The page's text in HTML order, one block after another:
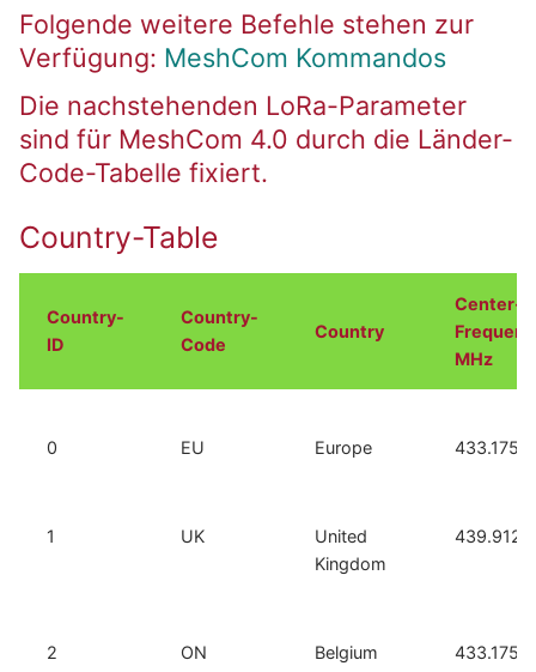
Folgende weitere Befehle stehen zur
Verfügung: MeshCom Kommandos
Die nachstehenden LoRa-Parameter
sind für MeshCom 4.0 durch die Länder-
Code-Tabelle fixiert.
Country-Table
Country-
ID
Country-
Code
Country
Center-
MHz
0 EU Europe 433.175
1 UK
United
Kingdom
439.9125
2 ON Belgium 433.175